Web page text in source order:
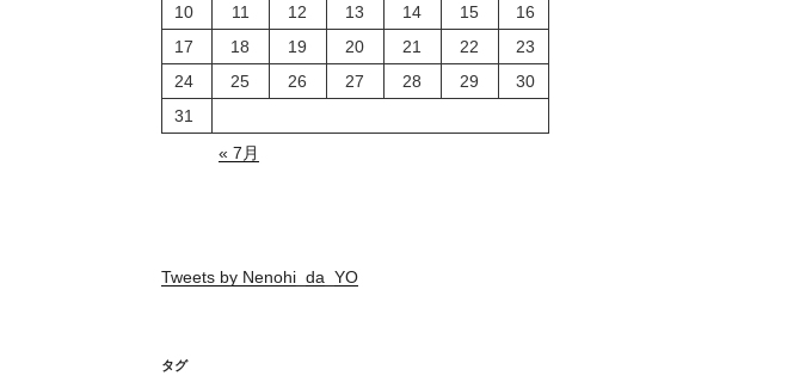
10
11 12 13 14 15
16
17
18 19 20 21 22
23
24
25 26 27 28 29
30
31
« 7月
Tweets by Nenohi_da_YO
タグ